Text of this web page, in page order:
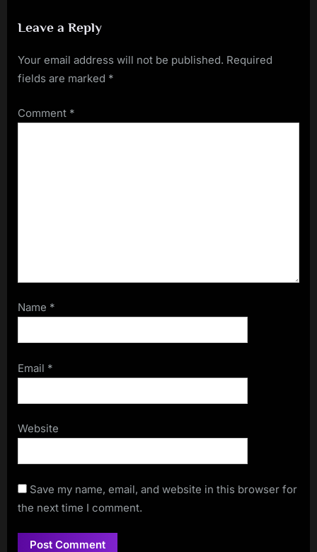
Leave a Reply
Your email address will not be published. Required
fields are marked *
Comment *
Name *
Email *
Website
Save my name, email, and website in this browser for
the next time I comment.